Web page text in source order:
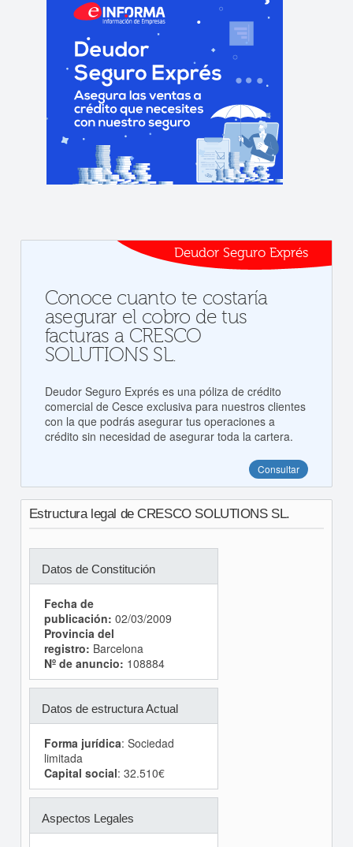
Deudor Seguro Exprés
Conoce cuanto te costaría
asegurar el cobro de tus
facturas a CRESCO
SOLUTIONS SL.
Deudor Seguro Exprés es una póliza de crédito
comercial de Cesce exclusiva para nuestros clientes
con la que podrás asegurar tus operaciones a
crédito sin necesidad de asegurar toda la cartera.
Consultar
Estructura legal de CRESCO SOLUTIONS SL.
Datos de Constitución
Fecha de
publicación: 02/03/2009
Provincia del
registro: Barcelona
Nº de anuncio: 108884
Datos de estructura Actual
Forma jurídica: Sociedad
limitada
Capital social: 32.510€
Aspectos Legales